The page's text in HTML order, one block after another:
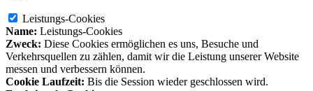
Leistungs-Cookies
Name: Leistungs-Cookies
Zweck: Diese Cookies ermöglichen es uns, Besuche und
Verkehrsquellen zu zählen, damit wir die Leistung unserer Website
messen und verbessern können.
Cookie Laufzeit: Bis die Session wieder geschlossen wird.